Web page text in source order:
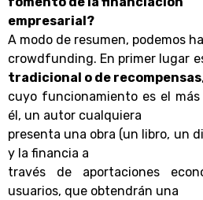
empresarial?
A modo de resumen, podemos
crowdfunding. En primer lugar
tradicional o de recompensas,
cuyo funcionamiento es el
él, un autor cualquiera
presenta una obra (un libro, un
y la financia a
través de aportaciones
usuarios, que obtendrán una